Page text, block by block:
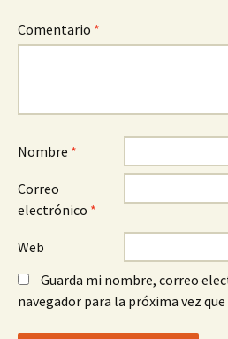
Comentario *
Nombre *
Correo
electrónico *
Web
Guarda mi nombre, correo
navegador para la próxima vez